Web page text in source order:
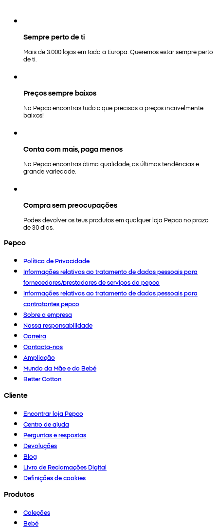
Sempre perto de ti
Mais de 3.000 lojas em toda a Europa. Queremos estar sempre perto
de ti.
Preços sempre baixos
Na Pepco encontras tudo o que precisas a preços incrivelmente
baixos!
Conta com mais, paga menos
Na Pepco encontras ótima qualidade, as últimas tendências e
grande variedade.
Compra sem preocupações
Podes devolver os teus produtos em qualquer loja Pepco no prazo
de 30 dias.
Pepco
Política de Privacidade
Informações relativas ao tratamento de dados pessoais para
fornecedores/prestadores de serviços da pepco
Informações relativas ao tratamento de dados pessoais para
contratantes pepco
Sobre a empresa
Nossa responsabilidade
Carreira
Contacta-nos
Ampliação
Mundo da Mãe e do Bebé
Better Cotton
Cliente
Encontrar loja Pepco
Centro de ajuda
Perguntas e respostas
Devoluções
Blog
Livro de Reclamações Digital
Definições de cookies
Produtos
Coleções
Bebé